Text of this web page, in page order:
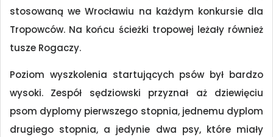
stosowaną we Wrocławiu na każdym konkursie dla
Tropowców. Na końcu ścieżki tropowej leżały również
tusze Rogaczy.
Poziom wyszkolenia startujących psów był bardzo
wysoki. Zespół sędziowski przyznał aż dziewięciu
psom dyplomy pierwszego stopnia, jednemu dyplom
drugiego stopnia, a jedynie dwa psy, które miały